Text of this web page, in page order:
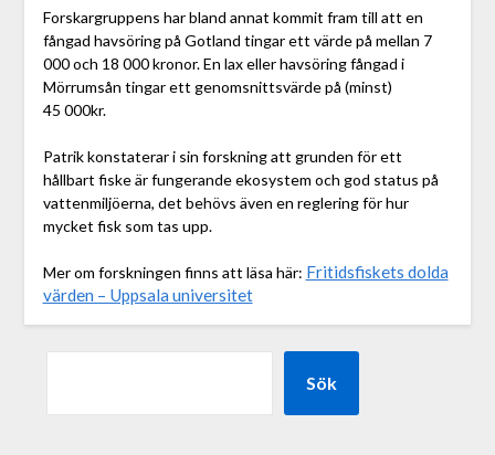
Forskargruppens har bland annat kommit fram till att en
fångad havsöring på Gotland tingar ett värde på mellan 7
000 och 18 000 kronor. En lax eller havsöring fångad i
Mörrumsån tingar ett genomsnittsvärde på (minst)
45 000kr.
Patrik konstaterar i sin forskning att grunden för ett
hållbart fiske är fungerande ekosystem och god status på
vattenmiljöerna, det behövs även en reglering för hur
mycket fisk som tas upp.
Mer om forskningen finns att läsa här: Fritidsfiskets dolda
värden – Uppsala universitet
Sök